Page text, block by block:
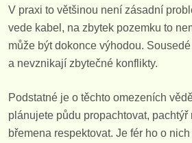
V praxi to většinou není zásadní
vede kabel, na zbytek pozemku to
může být dokonce výhodou.
a nevznikají zbytečné konflikty.
Podstatné je o těchto omezeních
plánujete půdu propachtovat,
břemena respektovat. Je fér ho o